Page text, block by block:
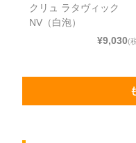
クリュ ラタヴィック
NV（白泡）
¥9,030(